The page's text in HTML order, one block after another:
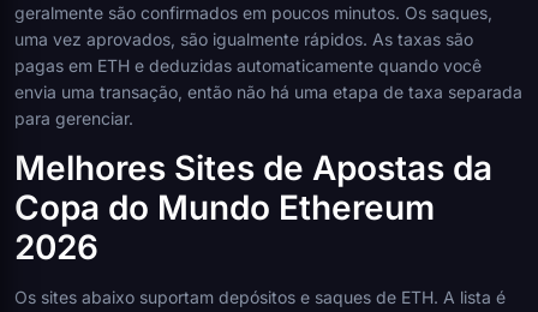
geralmente são confirmados em poucos minutos. Os saques,
uma vez aprovados, são igualmente rápidos. As taxas são
pagas em ETH e deduzidas automaticamente quando você
envia uma transação, então não há uma etapa de taxa separada
para gerenciar.
Melhores Sites de Apostas da
Copa do Mundo Ethereum
2026
Os sites abaixo suportam depósitos e saques de ETH. A lista é